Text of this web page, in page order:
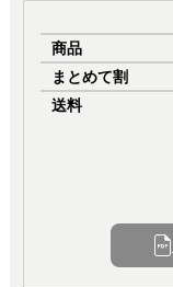
商品
まとめて割
送料